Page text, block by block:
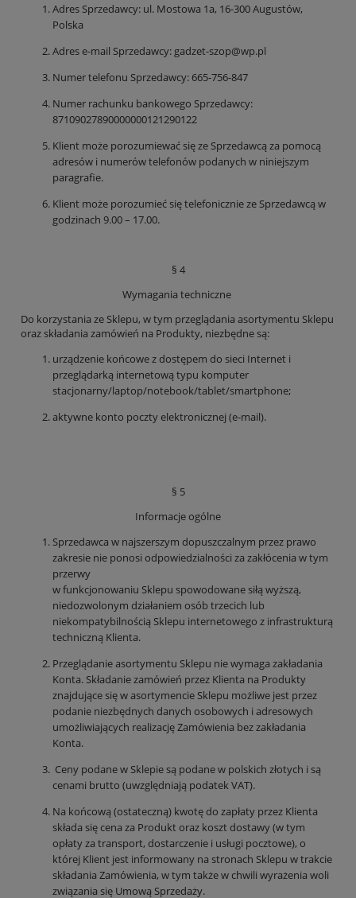
Adres Sprzedawcy: ul. Mostowa 1a, 16-300 Augustów,
Polska
Adres e-mail Sprzedawcy: gadzet-szop@wp.pl
Numer telefonu Sprzedawcy: 665-756-847
Numer rachunku bankowego Sprzedawcy:
87109027890000000121290122
Klient może porozumiewać się ze Sprzedawcą za pomocą
adresów i numerów telefonów podanych w niniejszym
paragrafie.
Klient może porozumieć się telefonicznie ze Sprzedawcą w
godzinach 9.00 – 17.00.
§ 4
Wymagania techniczne
Do korzystania ze Sklepu, w tym przeglądania asortymentu Sklepu
oraz składania zamówień na Produkty, niezbędne są:
urządzenie końcowe z dostępem do sieci Internet i
przeglądarką internetową typu komputer
stacjonarny/laptop/notebook/tablet/smartphone;
aktywne konto poczty elektronicznej (e-mail).
§ 5
Informacje ogólne
Sprzedawca w najszerszym dopuszczalnym przez prawo
zakresie nie ponosi odpowiedzialności za zakłócenia w tym
przerwy
w funkcjonowaniu Sklepu spowodowane siłą wyższą,
niedozwolonym działaniem osób trzecich lub
niekompatybilnością Sklepu internetowego z infrastrukturą
techniczną Klienta.
Przeglądanie asortymentu Sklepu nie wymaga zakładania
Konta. Składanie zamówień przez Klienta na Produkty
znajdujące się w asortymencie Sklepu możliwe jest przez
podanie niezbędnych danych osobowych i adresowych
umożliwiających realizację Zamówienia bez zakładania
Konta.
Ceny podane w Sklepie są podane w polskich złotych i są
cenami brutto (uwzględniają podatek VAT).
Na końcową (ostateczną) kwotę do zapłaty przez Klienta
składa się cena za Produkt oraz koszt dostawy (w tym
opłaty za transport, dostarczenie i usługi pocztowe), o
której Klient jest informowany na stronach Sklepu w trakcie
składania Zamówienia, w tym także w chwili wyrażenia woli
związania się Umową Sprzedaży.